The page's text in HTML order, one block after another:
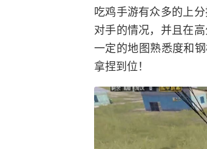
吃鸡手游有众多的上
对手的情况，并且在
一定的地图熟悉度和
拿捏到位！